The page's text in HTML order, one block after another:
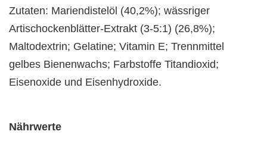
Zutaten: Mariendistelöl (40,2%); wässriger
Artischockenblätter-Extrakt (3-5:1) (26,8%);
Maltodextrin; Gelatine; Vitamin E; Trennmittel
gelbes Bienenwachs; Farbstoffe Titandioxid;
Eisenoxide und Eisenhydroxide.
Nährwerte